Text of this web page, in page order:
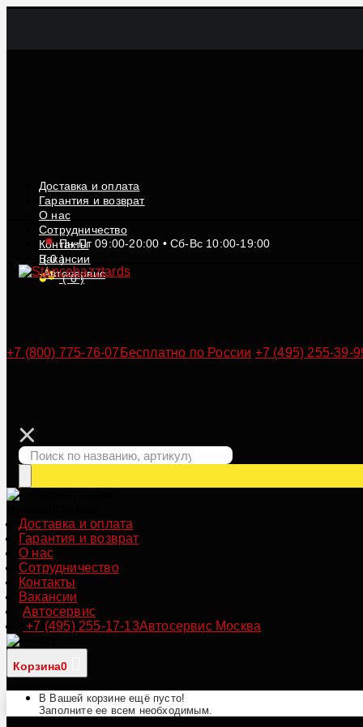
Доставка и оплата
Гарантия и возврат
О нас
Сотрудничество
Контакты
Вакансии
Автосервис
Пн-Пт 09:00-20:00 • Сб-Вс 10:00-19:00
(0)
(0)
+7 (800) 775-76-07 Бесплатно по России +7 (495) 255-39-
Доставка и оплата
Гарантия и возврат
О нас
Сотрудничество
Контакты
Вакансии
Автосервис
+7 (495) 255-17-13Автосервис Москва
Корзина0
В Вашей корзине ещё пусто!
Заполните ее всем необходимым.